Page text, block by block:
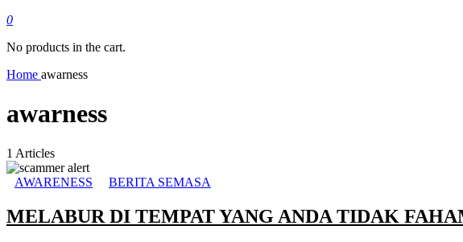
0
No products in the cart.
Home awarness
awarness
1 Articles
AWARENESS BERITA SEMASA
MELABUR DI TEMPAT YANG ANDA TIDAK